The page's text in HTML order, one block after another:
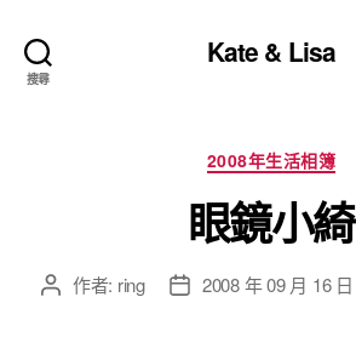
搜尋
Kate & Lisa
分
類
2008年生活相簿
眼鏡小綺
文 作者: ring
文 2008 年 09 月 16 日